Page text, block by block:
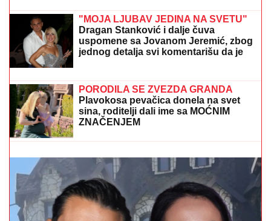
EU PRIZNALA DA ZAVISI OD JEDNE
ZEMLjE: Posledice bi mogle biti
ogromne
ČEKA DETE SA LJUBAVNICOMAna Radulović bez
dlake na jeziku o pevaču koji je ostavio ženu i decu:
"Ježim se od toga"